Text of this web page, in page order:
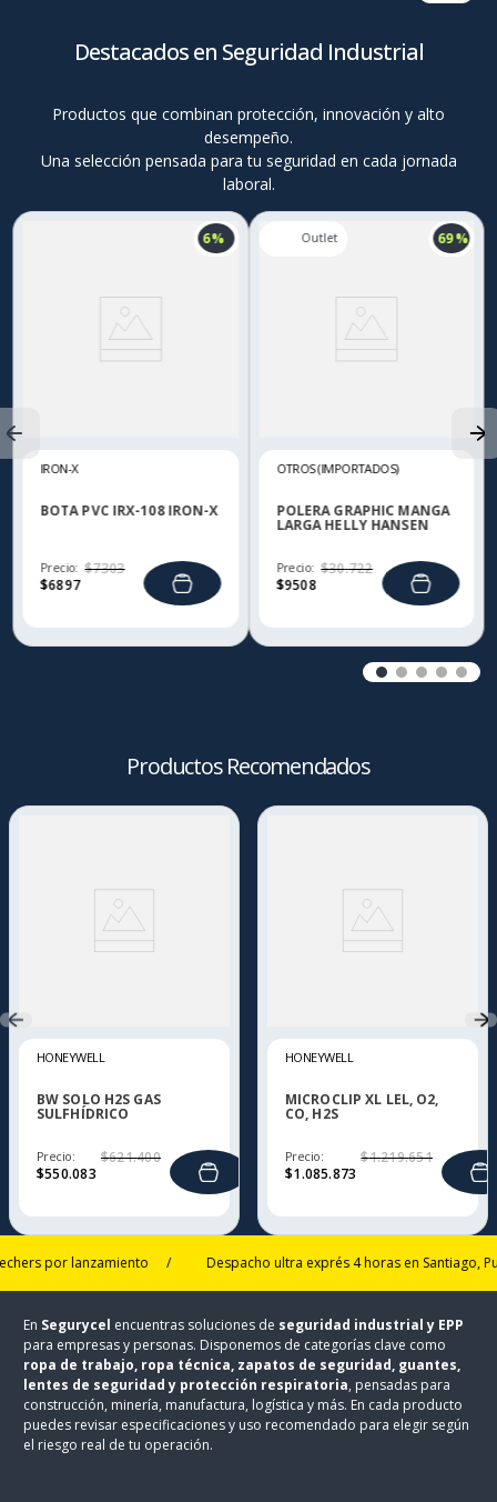
Destacados en Seguridad Industrial
Productos que combinan protección, innovación y alto
desempeño.
Una selección pensada para tu seguridad en cada jornada
laboral.
6 %
IRON-X
BOTA PVC IRX-108 IRON-X
Precio:
$6897
$7303
69 %
OTROS (IMPORTADOS)
POLERA GRAPHIC MANGA
LARGA HELLY HANSEN
Precio:
$9508
$30.722
Productos Recomendados
HONEYWELL
BW SOLO H2S GAS
SULFHÍDRICO
Precio:
$550.083
$621.400
HONEYWELL
MICROCLIP XL LEL, O2,
CO, H2S
Precio:
$1.085.873
$1.219.651
por lanzamiento / Despacho ultra exprés 4 horas en Santiago,
En Segurycel encuentras soluciones de seguridad industrial y EPP
para empresas y personas. Disponemos de categorías clave como
ropa de trabajo, ropa técnica, zapatos de seguridad, guantes,
lentes de seguridad y protección respiratoria, pensadas para
construcción, minería, manufactura, logística y más. En cada producto
puedes revisar especificaciones y uso recomendado para elegir según
el riesgo real de tu operación.